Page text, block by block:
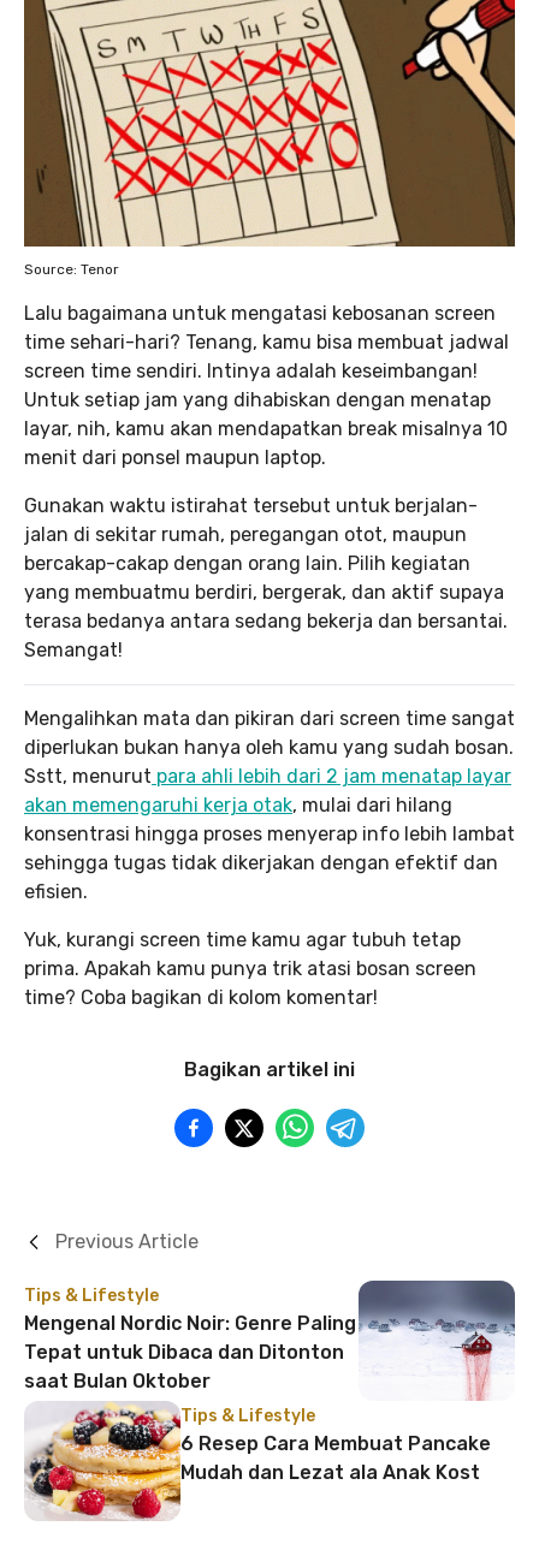
Source: Tenor
Lalu bagaimana untuk mengatasi kebosanan screen
time sehari-hari? Tenang, kamu bisa membuat jadwal
screen time sendiri. Intinya adalah keseimbangan!
Untuk setiap jam yang dihabiskan dengan menatap
layar, nih, kamu akan mendapatkan break misalnya 10
menit dari ponsel maupun laptop.
Gunakan waktu istirahat tersebut untuk berjalan-
jalan di sekitar rumah, peregangan otot, maupun
bercakap-cakap dengan orang lain. Pilih kegiatan
yang membuatmu berdiri, bergerak, dan aktif supaya
terasa bedanya antara sedang bekerja dan bersantai.
Semangat!
Mengalihkan mata dan pikiran dari screen time sangat
diperlukan bukan hanya oleh kamu yang sudah bosan.
Sstt, menurut para ahli lebih dari 2 jam menatap layar
akan memengaruhi kerja otak, mulai dari hilang
konsentrasi hingga proses menyerap info lebih lambat
sehingga tugas tidak dikerjakan dengan efektif dan
efisien.
Yuk, kurangi screen time kamu agar tubuh tetap
prima. Apakah kamu punya trik atasi bosan screen
time? Coba bagikan di kolom komentar!
Bagikan artikel ini
Tips & Lifestyle
Mengenal Nordic Noir: Genre Paling
Tepat untuk Dibaca dan Ditonton
saat Bulan Oktober
Previous Article
Tips & Lifestyle
6 Resep Cara Membuat Pancake
Mudah dan Lezat ala Anak Kost